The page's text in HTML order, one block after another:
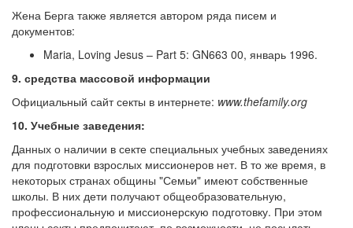
Жена Берга также является автором ряда писем и
документов:
Maria, Loving Jesus – Part 5: GN663 00, январь 1996.
9. средства массовой информации
Официальный сайт секты в интернете: www.thefamily.org
10. Учебные заведения:
Данных о наличии в секте специальных учебных заведениях
для подготовки взрослых миссионеров нет. В то же время, в
некоторых странах общины "Семьи" имеют собственные
школы. В них дети получают общеобразовательную,
профессиональную и миссионерскую подготовку. При этом